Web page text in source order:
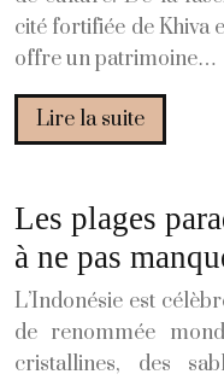
cité fortifiée de Khiva
offre un patrimoine…
Lire la suite
Les plages
à ne pas
L’Indonésie est
de renommée
cristallines, des